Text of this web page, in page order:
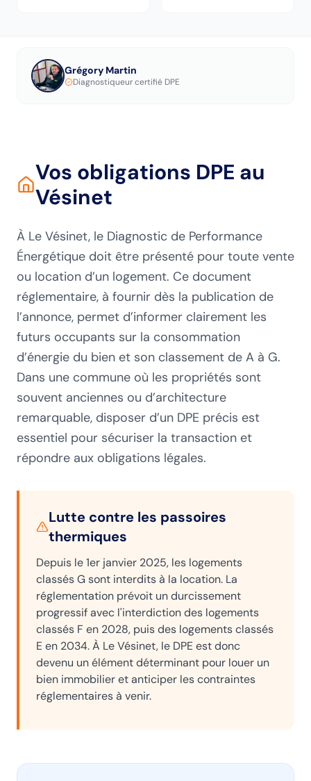
Grégory Martin
Diagnostiqueur certifié DPE
Vos obligations DPE au
Vésinet
À Le Vésinet, le Diagnostic de Performance
Énergétique doit être présenté pour toute vente
ou location d’un logement. Ce document
réglementaire, à fournir dès la publication de
l’annonce, permet d’informer clairement les
futurs occupants sur la consommation
d’énergie du bien et son classement de A à G.
Dans une commune où les propriétés sont
souvent anciennes ou d’architecture
remarquable, disposer d’un DPE précis est
essentiel pour sécuriser la transaction et
répondre aux obligations légales.
Lutte contre les passoires
thermiques
Depuis le 1er janvier 2025, les logements
classés G sont interdits à la location. La
réglementation prévoit un durcissement
progressif avec l'interdiction des logements
classés F en 2028, puis des logements classés
E en 2034. À Le Vésinet, le DPE est donc
devenu un élément déterminant pour louer un
bien immobilier et anticiper les contraintes
réglementaires à venir.